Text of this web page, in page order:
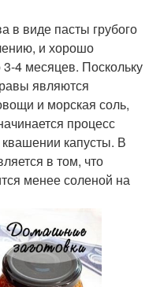
в виде пасты грубого
и хорошо
4 месяцев. Поскольку
являются
и морская соль,
процесс
капусты. В
в том, что
менее соленой на